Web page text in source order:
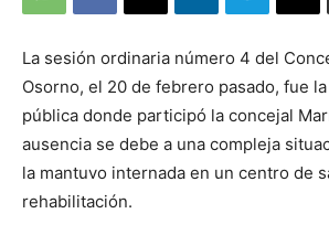
La sesión ordinaria número 4 del
Osorno, el 20 de febrero pasado, fue
pública donde participó la concejal
ausencia se debe a una compleja
la mantuvo internada en un centro de
rehabilitación.